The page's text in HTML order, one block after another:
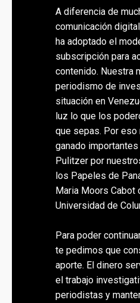
A diferencia de
comunicación
ha adoptado el
subscripción para
contenido. Nuestra
periodismo de
situación en
luz lo que los
que sepas. Por eso
ganado
Pulitzer por
los Papeles de
Maria Moors Cabot
Universidad de
Para poder
te pedimos que
aporte. El dinero
el trabajo
periodistas y